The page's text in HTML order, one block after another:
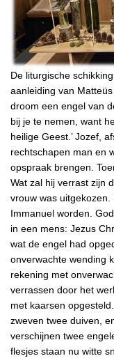
De liturgische
aanleiding van
droom een engel van
bij je te nemen, want
heilige Geest.’ Jozef,
rechtschapen man en
opspraak brengen.
Wat zal hij verrast zijn
vrouw was
Immanuel worden.
in een mens: Jezus
wat de engel had
onverwachte wending
rekening met
verrassen door het
met kaarsen
zweven twee duiven,
verschijnen twee
flesjes staan nu witte